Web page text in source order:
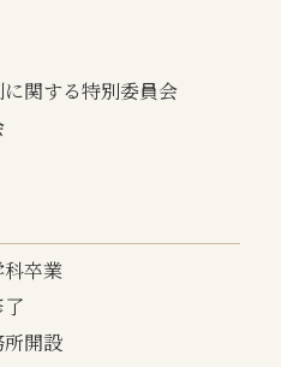
関する特別委員会
卒業
開設